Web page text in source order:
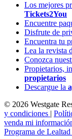
Los mejores
Tickets2You
Encuentre
Disfrute de
Encuentra tu
Lea la revista
Conozca
Propietarios,
propietarios
Descargue la
© 2026 Westgate
y condiciones |
venda mi
Programa de